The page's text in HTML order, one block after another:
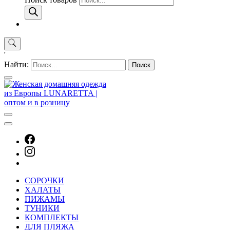
'
Найти:
СОРОЧКИ
ХАЛАТЫ
ПИЖАМЫ
ТУНИКИ
КОМПЛЕКТЫ
ДЛЯ ПЛЯЖА